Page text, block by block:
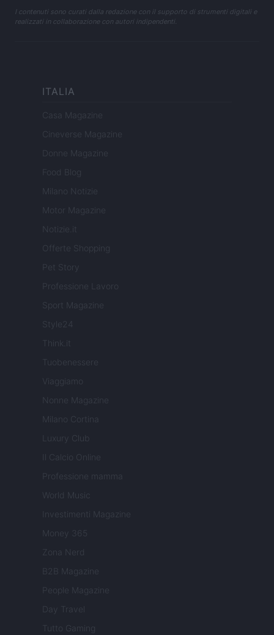
I contenuti sono curati dalla redazione con il supporto di strumenti digitali e
realizzati in collaborazione con autori indipendenti.
ITALIA
Casa Magazine
Cineverse Magazine
Donne Magazine
Food Blog
Milano Notizie
Motor Magazine
Notizie.it
Offerte Shopping
Pet Story
Professione Lavoro
Sport Magazine
Style24
Think.it
Tuobenessere
Viaggiamo
Nonne Magazine
Milano Cortina
Luxury Club
Il Calcio Online
Professione mamma
World Music
Investimenti Magazine
Money 365
Zona Nerd
B2B Magazine
People Magazine
Day Travel
Tutto Gaming